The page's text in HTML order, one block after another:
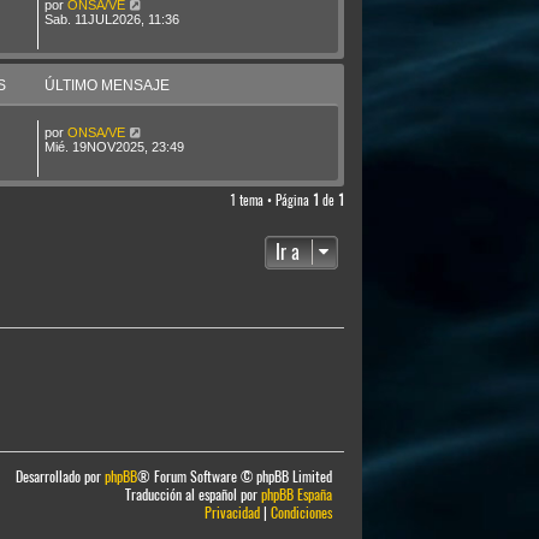
por ONSA/VE
Sab. 11JUL2026, 11:36
ÚLTIMO MENSAJE
por ONSA/VE
Mié. 19NOV2025, 23:49
1 tema • Página 1 de 1
Ir a
Desarrollado porphpBB® Forum Software © phpBB Limited
Traducción al español porphpBB España
Privacidad| Condiciones